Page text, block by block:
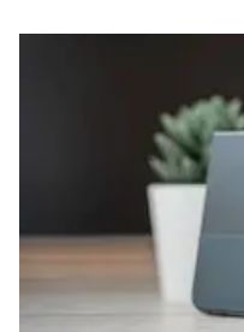
Laatste nieuws